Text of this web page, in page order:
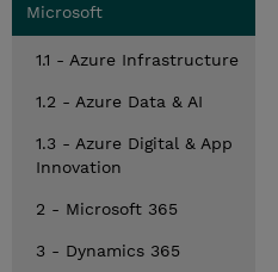
Microsoft
1.1 - Azure Infrastructure
1.2 - Azure Data & AI
1.3 - Azure Digital & App
Innovation
2 - Microsoft 365
3 - Dynamics 365